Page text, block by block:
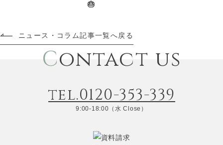
🎂
ニュース・コラム記事一覧へ戻る
Contact us
tel.0120-353-339
9:00-18:00（水 Close）